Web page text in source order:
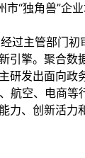
“独角兽”
主管部门
擎。聚合
发出面向
空、电商等
、创新活